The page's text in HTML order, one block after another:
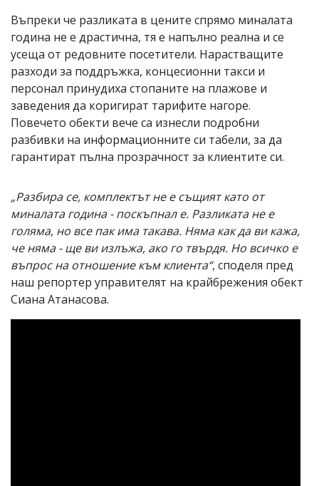
Въпреки че разликата в цените спрямо миналата
година не е драстична, тя е напълно реална и се
усеща от редовните посетители. Нарастващите
разходи за поддръжка, концесионни такси и
персонал принудиха стопаните на плажове и
заведения да коригират тарифите нагоре.
Повечето обекти вече са изнесли подробни
разбивки на информационните си табели, за да
гарантират пълна прозрачност за клиентите си.
„Разбира се, комплектът не е същият като от
миналата година - поскъпнал е. Разликата не е
голяма, но все пак има такава. Няма как да ви кажа,
че няма - ще ви излъжа, ако го твърдя. Но всичко е
въпрос на отношение към клиента“, споделя пред
наш репортер управителят на крайбрежения обект
Сиана Атанасова.